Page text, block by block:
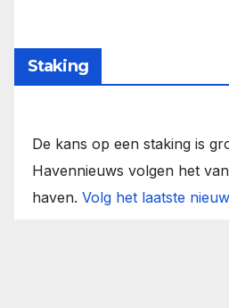
Staking
De kans op een staking is
Havennieuws volgen het
haven. Volg het laatste